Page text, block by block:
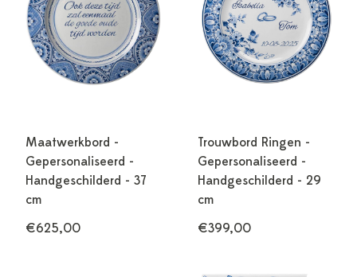
Maatwerkbord -
Gepersonaliseerd -
Handgeschilderd - 37
cm
€625,00
Trouwbord Ringen -
Gepersonaliseerd -
Handgeschilderd - 29
cm
€399,00